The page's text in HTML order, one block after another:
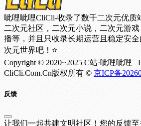
呲哩呲哩CliCli-收录了数千二次元优质
二次元社区，二次元小说，二次元游
播等，并且只收录长期运营且稳定安
次元世界吧！⭐
Copyright © 2020~2025 C站·呲哩呲哩
CliCli.Com.Cn版权所有 © 京ICP备
反馈
让我们一起共建文明社区！您的反馈至